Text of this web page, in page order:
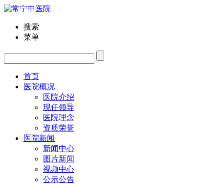
搜索
菜单
首页
医院概况
医院介绍
现任领导
医院理念
资质荣誉
医院新闻
新闻中心
图片新闻
视频中心
公示公告